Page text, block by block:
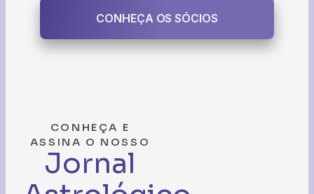
CONHEÇA OS SÓCIOS
CONHEÇA E
ASSINA O NOSSO
Jornal